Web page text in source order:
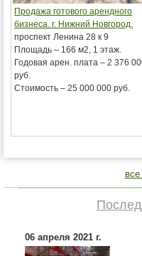
Продажа готового арендного
бизнеса. г. Нижний Новгород.
проспект Ленина 28 к 9
Площадь – 166 м2, 1 этаж.
Годовая арен. плата – 2 376
руб.
Стоимость – 25 000 000 руб.
все
06 апреля 2021 г.